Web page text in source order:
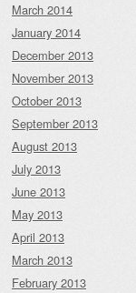
March 2014
January 2014
December 2013
November 2013
October 2013
September 2013
August 2013
July 2013
June 2013
May 2013
April 2013
March 2013
February 2013